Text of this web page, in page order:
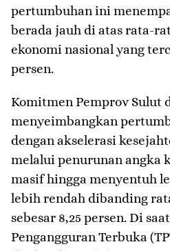
pertumbuhan ini
berada jauh di atas rata-
ekonomi nasional yang
persen.
​Komitmen Pemprov Sulut
menyeimbangkan
dengan akselerasi
melalui penurunan angka
masif hingga menyentuh
lebih rendah dibanding
sebesar 8,25 persen. Di
Pengangguran Terbuka